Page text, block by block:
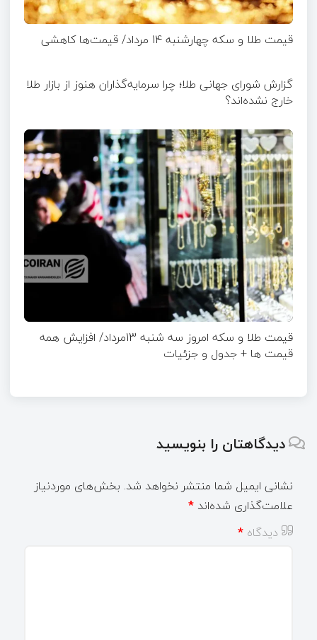
قیمت طلا و سکه چهارشنبه 14 مرداد/ قیمت‌ها کاهشی
گزارش شورای جهانی طلا؛ چرا سرمایه‌گذاران هنوز از بازار طلا
خارج نشده‌اند؟
قیمت طلا و سکه امروز سه شنبه 13مرداد/ افزایش همه
قیمت ها + جدول و جزئیات
دیدگاهتان را بنویسید
نشانی ایمیل شما منتشر نخواهد شد. بخش‌های موردنیاز
علامت‌گذاری شده‌اند *
دیدگاه *